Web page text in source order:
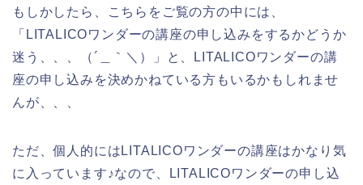
もしかしたら、こちらをご覧の方の中には、
「LITALICOワンダーの講座の申し込みをするかどうか
迷う、、、（´＿｀＼）」と、LITALICOワンダーの講
座の申し込みを決めかねている方もいるかもしれませ
んが、、、
ただ、個人的にはLITALICOワンダーの講座はかなり気
に入っています♪なので、LITALICOワンダーの申し込